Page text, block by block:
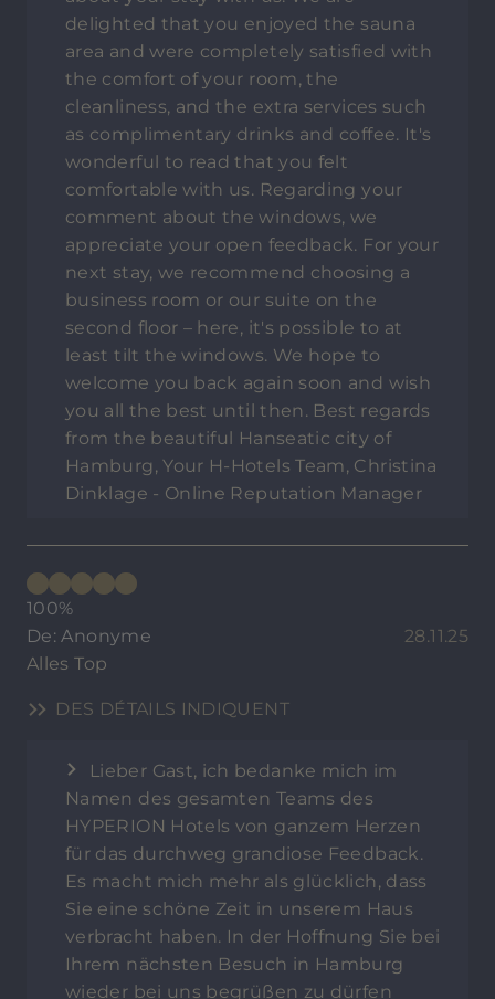
delighted that you enjoyed the sauna
area and were completely satisfied with
the comfort of your room, the
cleanliness, and the extra services such
as complimentary drinks and coffee. It's
wonderful to read that you felt
comfortable with us. Regarding your
comment about the windows, we
appreciate your open feedback. For your
next stay, we recommend choosing a
business room or our suite on the
second floor – here, it's possible to at
least tilt the windows. We hope to
welcome you back again soon and wish
you all the best until then. Best regards
from the beautiful Hanseatic city of
Hamburg, Your H-Hotels Team, Christina
Dinklage - Online Reputation Manager
100%
De: Anonyme
28.11.25
Alles Top
DES DÉTAILS INDIQUENT
Lieber Gast, ich bedanke mich im
Namen des gesamten Teams des
HYPERION Hotels von ganzem Herzen
für das durchweg grandiose Feedback.
Es macht mich mehr als glücklich, dass
Sie eine schöne Zeit in unserem Haus
verbracht haben. In der Hoffnung Sie bei
Ihrem nächsten Besuch in Hamburg
wieder bei uns begrüßen zu dürfen